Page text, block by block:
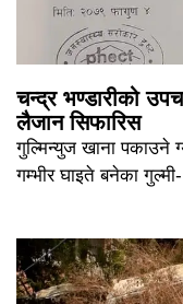
चन्द्र भण्डारीको
लैजान सिफारिस
गुल्मिन्युज खाना पकाउने
गम्भीर घाइते बनेका